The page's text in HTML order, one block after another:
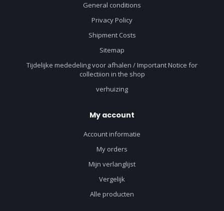
General conditions
Privacy Policy
Shipment Costs
Sitemap
Tijdelijke mededeling voor afhalen / Important Notice for
collectiion in the shop
verhuizing
My account
Account informatie
My orders
Mijn verlanglijst
Vergelijk
Alle producten